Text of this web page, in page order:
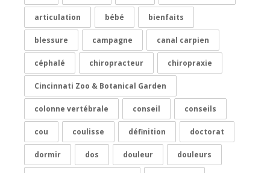
articulation bébé bienfaits
blessure campagne canal carpien
céphalé chiropracteur chiropraxie
Cincinnati Zoo & Botanical Garden
colonne vertébrale conseil conseils
cou coulisse définition doctorat
dormir dos douleur douleurs